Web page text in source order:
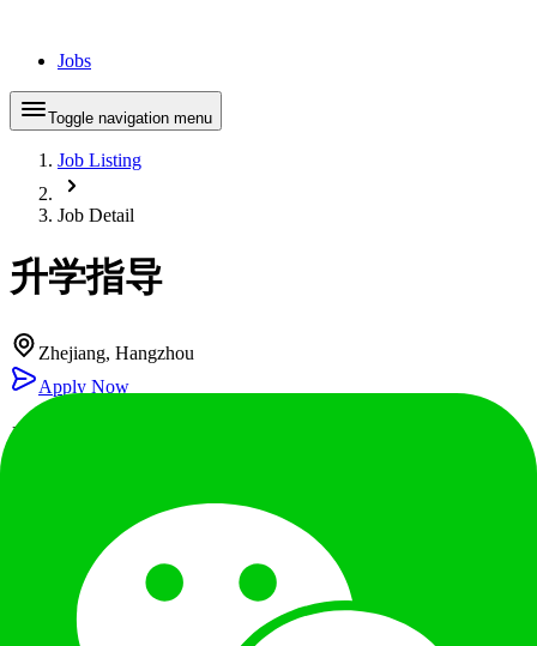
Jobs
Toggle navigation menu
Job Listing
Job Detail
升学指导
Zhejiang, Hangzhou
Apply Now
Job Description
排、日常学习与测评等要求，合理制定高中三年总体学业规
划。 2. 指导学生和家长了解主要留学国家高等教育的特点、
大学申请基本流程和要求、标化考试要求等升学准备方面的重
要信息，合理制定高中三年的总体升学规划。 3. 指导学生进
行自我认知和学术兴趣的探索，个性化地开展学术竞赛、兴趣
社团、课外实践等方面的活动；学习和参与IB CAS的教学和